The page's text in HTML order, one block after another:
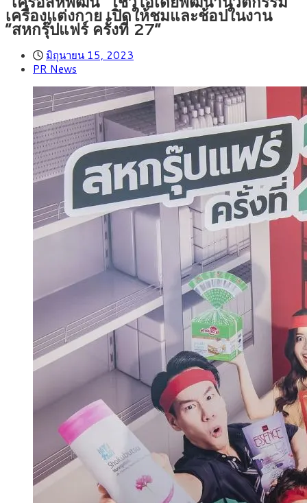
ใหญ่จากเยอรมนี
เครื่องแต่งกาย เปิดให้ชมและช้อปในงาน
“สหกรุ๊ปแฟร์ ครั้งที่ 27”
มิถุนายน 15, 2023
PR News